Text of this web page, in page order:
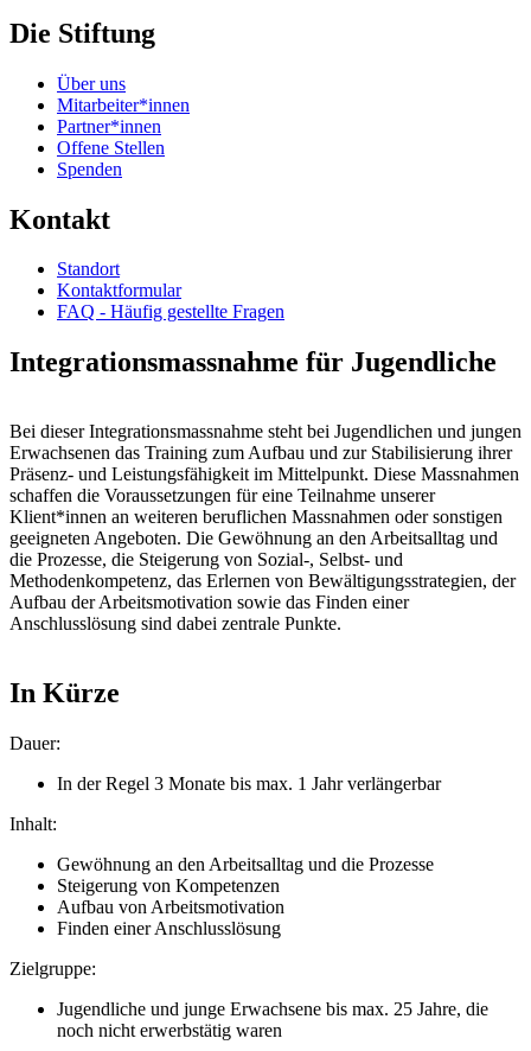
Die Stiftung
Über uns
Mitarbeiter*innen
Partner*innen
Offene Stellen
Spenden
Kontakt
Standort
Kontaktformular
FAQ - Häufig gestellte Fragen
Integrations­massnahme für Jugendliche
Bei dieser Integrationsmassnahme steht bei Jugendlichen und jungen
Erwachsenen das Training zum Aufbau und zur Stabilisierung ihrer
Präsenz- und Leistungsfähigkeit im Mittelpunkt. Diese Massnahmen
schaffen die Voraussetzungen für eine Teilnahme unserer
Klient*innen an weiteren beruflichen Massnahmen oder sonstigen
geeigneten Angeboten. Die Gewöhnung an den Arbeitsalltag und
die Prozesse, die Steigerung von Sozial-, Selbst- und
Methodenkompetenz, das Erlernen von Bewältigungsstrategien, der
Aufbau der Arbeitsmotivation sowie das Finden einer
Anschlusslösung sind dabei zentrale Punkte.
In Kürze
Dauer:
In der Regel 3 Monate bis max. 1 Jahr verlängerbar
Inhalt:
Gewöhnung an den Arbeitsalltag und die Prozesse
Steigerung von Kompetenzen
Aufbau von Arbeitsmotivation
Finden einer Anschlusslösung
Zielgruppe:
Jugendliche und junge Erwachsene bis max. 25 Jahre, die
noch nicht erwerbstätig waren